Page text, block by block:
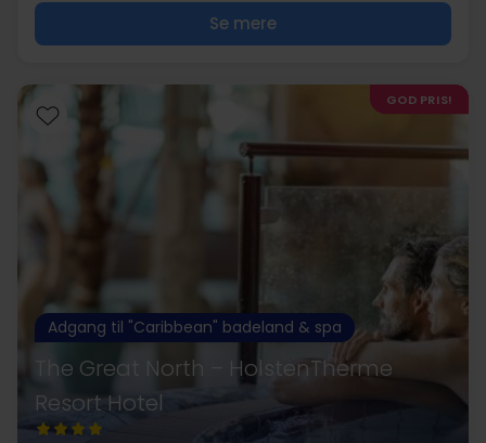
Se mere
GOD PRIS!
Adgang til "Caribbean" badeland & spa
The Great North – HolstenTherme
Resort Hotel